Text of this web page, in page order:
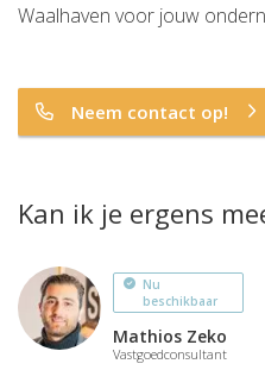
Waalhaven voor jouw
Neem contact op!
Kan ik je ergens
Nu
beschikbaar
Mathios Zeko
Vastgoedconsultant